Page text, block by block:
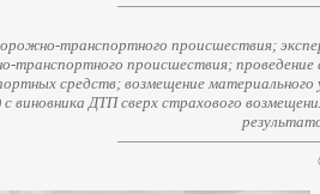
транспортного происшествия;
транспортного происшествия;
средств; возмещение
виновника ДТП сверх страхового